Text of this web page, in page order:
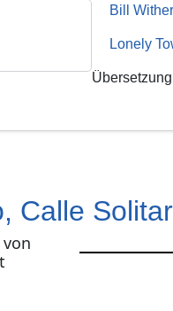
Bill
Lonely
Calle